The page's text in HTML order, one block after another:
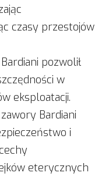
czasy przestojów
pozwolił
w
eksploatacji.
zawory Bardiani
i
eterycznych